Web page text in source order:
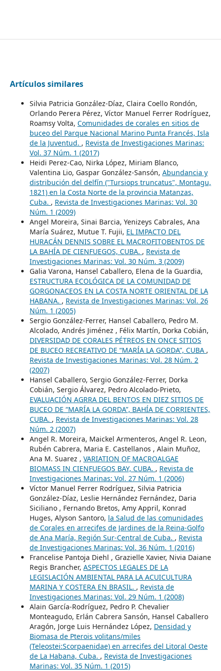
Artículos similares
Silvia Patricia González-Díaz, Claira Coello Rondón,
Orlando Perera Pérez, Víctor Manuel Ferrer Rodríguez,
Roamsy Volta, Comunidades de corales en sitios de
buceo del Parque Nacional Marino Punta Francés, Isla
de la Juventud. , Revista de Investigaciones Marinas:
Vol. 37 Núm. 1 (2017)
Heidi Perez-Cao, Nirka López, Miriam Blanco,
Valentina Lio, Gaspar González-Sansón, Abundancia y
distribución del delfín ("Tursiops truncatus", Montagu,
1821) en la Costa Norte de la provincia Matanzas,
Cuba. , Revista de Investigaciones Marinas: Vol. 30
Núm. 1 (2009)
Angel Moreira, Sinai Barcia, Yenizeys Cabrales, Ana
María Suárez, Mutue T. Fujii, EL IMPACTO DEL
HURACÁN DENNIS SOBRE EL MACROFITOBENTOS DE
LA BAHÍA DE CIENFUEGOS, CUBA. , Revista de
Investigaciones Marinas: Vol. 30 Núm. 3 (2009)
Galia Varona, Hansel Caballero, Elena de la Guardia,
ESTRUCTURA ECOLÓGICA DE LA COMUNIDAD DE
GORGONACEOS EN LA COSTA NORTE ORIENTAL DE LA
HABANA. , Revista de Investigaciones Marinas: Vol. 26
Núm. 1 (2005)
Sergio González-Ferrer, Hansel Caballero, Pedro M.
Alcolado, Andrés Jiménez , Félix Martín, Dorka Cobián,
DIVERSIDAD DE CORALES PÉTREOS EN ONCE SITIOS
DE BUCEO RECREATIVO DE “MARÍA LA GORDA”, CUBA ,
Revista de Investigaciones Marinas: Vol. 28 Núm. 2
(2007)
Hansel Caballero, Sergio González-Ferrer, Dorka
Cobián, Sergio Álvarez, Pedro Alcolado-Prieto,
EVALUACIÓN AGRRA DEL BENTOS EN DIEZ SITIOS DE
BUCEO DE “MARÍA LA GORDA”, BAHÍA DE CORRIENTES,
CUBA. , Revista de Investigaciones Marinas: Vol. 28
Núm. 2 (2007)
Angel R. Moreira, Maickel Armenteros, Angel R. Leon,
Rubén Cabrera, Maria E. Castellanos , Alain Muñoz,
Ana M. Suarez , VARIATION OF MACROALGAE
BIOMASS IN CIENFUEGOS BAY, CUBA. , Revista de
Investigaciones Marinas: Vol. 27 Núm. 1 (2006)
Víctor Manuel Ferrer Rodríguez, Silvia Patricia
González-Díaz, Leslie Hernández Fernández, Daria
Siciliano , Fernando Bretos, Amy Appril, Konrad
Huges, Alyson Santoro, la Salud de las comunidades
de Corales en arrecifes de Jardines de la Reina-Golfo
de Ana María, Región Sur-Central de Cuba. , Revista
de Investigaciones Marinas: Vol. 36 Núm. 1 (2016)
Francelise Pantoja Diehl , Grazielle Xavier, Nivia Daiane
Regis Brancher, ASPECTOS LEGALES DE LA
LEGISLACIÓN AMBIENTAL PARA LA ACUICULTURA
MARINA Y COSTERA EN BRASIL. , Revista de
Investigaciones Marinas: Vol. 29 Núm. 1 (2008)
Alain García-Rodríguez, Pedro P. Chevalier
Monteagudo, Erlán Cabrera Sansón, Hansel Caballero
Aragón, Jorge Luis Hernández López, Densidad y
Biomasa de Pterois volitans/miles
(Teleostei:Scorpaenidae) en arrecifes del Litoral Oeste
de La Habana, Cuba. , Revista de Investigaciones
Marinas: Vol. 35 Núm. 1 (2015)